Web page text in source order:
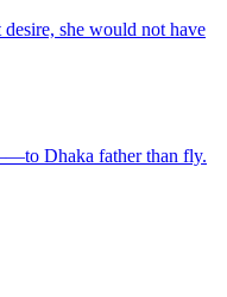
she would not have
Dhaka father than fly.